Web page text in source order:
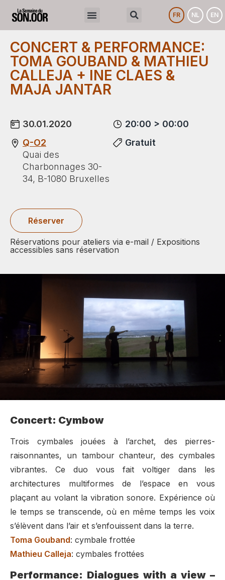
FR NL EN
CONCERT & PERFORMANCE:
TOMA GOUBAND & MATHIEU
CALLEJA + INE CLAES &
MAJA JANTAR
30.01.2020
Q-O2
Quai des
Charbonnages 30-
34, B-1080 Bruxelles
20:00 > 00:00
Gratuit
Réserver
Réservations pour ateliers via e-mail / Expositions
accessibles sans réservation
Concert: Cymbow
Trois cymbales jouées à l’archet, des pierres-
raisonnantes, un tambour chanteur, des cymbales
vibrantes. Ce duo vous fait voltiger dans les
architectures multiformes de l’espace en vous
plaçant au volant la vibration sonore. Expérience où
le temps se transcende, où en même temps les voix
s’élèvent dans l’air et s’enfouissent dans la terre.
Toma Gouband: cymbale frottée
Mathieu Calleja: cymbales frottées
Performance: Dialogues with a view –